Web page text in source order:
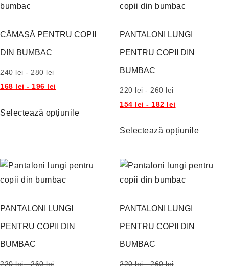
CĂMAȘĂ PENTRU COPII
DIN BUMBAC
240lei-280lei
168
lei - 196 lei
Selectează opțiunile
PANTALONI LUNGI
PENTRU COPII DIN
BUMBAC
220lei-260lei
154
lei - 182 lei
Selectează opțiunile
PANTALONI LUNGI
PENTRU COPII DIN
BUMBAC
220lei-260lei
PANTALONI LUNGI
PENTRU COPII DIN
BUMBAC
220lei-260lei